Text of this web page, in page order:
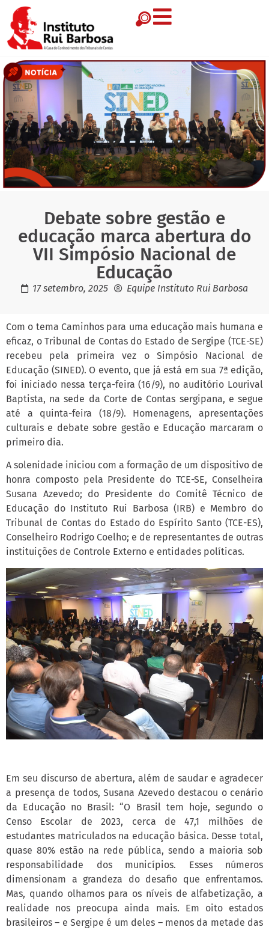
Debate sobre gestão e
educação marca abertura do
VII Simpósio Nacional de
Educação
17 setembro, 2025 Equipe Instituto Rui Barbosa
Com o tema Caminhos para uma educação mais humana e
eficaz, o Tribunal de Contas do Estado de Sergipe (TCE-SE)
recebeu pela primeira vez o Simpósio Nacional de
Educação (SINED). O evento, que já está em sua 7ª edição,
foi iniciado nessa terça-feira (16/9), no auditório Lourival
Baptista, na sede da Corte de Contas sergipana, e segue
até a quinta-feira (18/9). Homenagens, apresentações
culturais e debate sobre gestão e Educação marcaram o
primeiro dia.
A solenidade iniciou com a formação de um dispositivo de
honra composto pela Presidente do TCE-SE, Conselheira
Susana Azevedo; do Presidente do Comitê Técnico de
Educação do Instituto Rui Barbosa (IRB) e Membro do
Tribunal de Contas do Estado do Espírito Santo (TCE-ES),
Conselheiro Rodrigo Coelho; e de representantes de outras
instituições de Controle Externo e entidades políticas.
Em seu discurso de abertura, além de saudar e agradecer
a presença de todos, Susana Azevedo destacou o cenário
da Educação no Brasil: “O Brasil tem hoje, segundo o
Censo Escolar de 2023, cerca de 47,1 milhões de
estudantes matriculados na educação básica. Desse total,
quase 80% estão na rede pública, sendo a maioria sob
responsabilidade dos municípios. Esses números
dimensionam a grandeza do desafio que enfrentamos.
Mas, quando olhamos para os níveis de alfabetização, a
realidade nos preocupa ainda mais. Em oito estados
brasileiros – e Sergipe é um deles – menos da metade das